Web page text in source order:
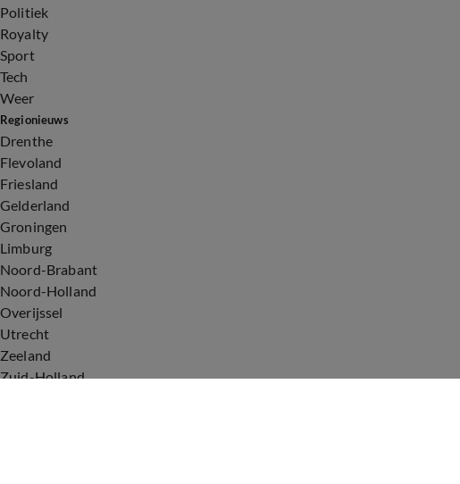
Politiek
Royalty
Sport
Tech
Weer
Regionieuws
Drenthe
Flevoland
Friesland
Gelderland
Groningen
Limburg
Noord-Brabant
Noord-Holland
Overijssel
Utrecht
Zeeland
Zuid-Holland